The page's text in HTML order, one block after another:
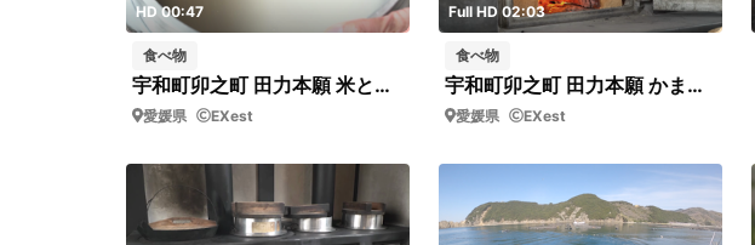
HD 00:47
食べ物
宇和町卯之町 田力本願 米とぎ①_短07
愛媛県 EXest
Full HD 02:03
食べ物
宇和町卯之町 田力本願 かまどでお米を炊く④
愛媛県 EXest